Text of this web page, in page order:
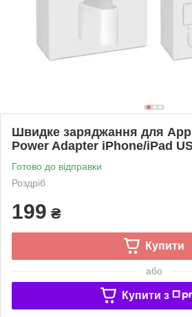
Швидке заряджання для
Power Adapter iPhone/iPad
Готово до відправки
Роздріб
199 ₴
Купити
або
Купити з